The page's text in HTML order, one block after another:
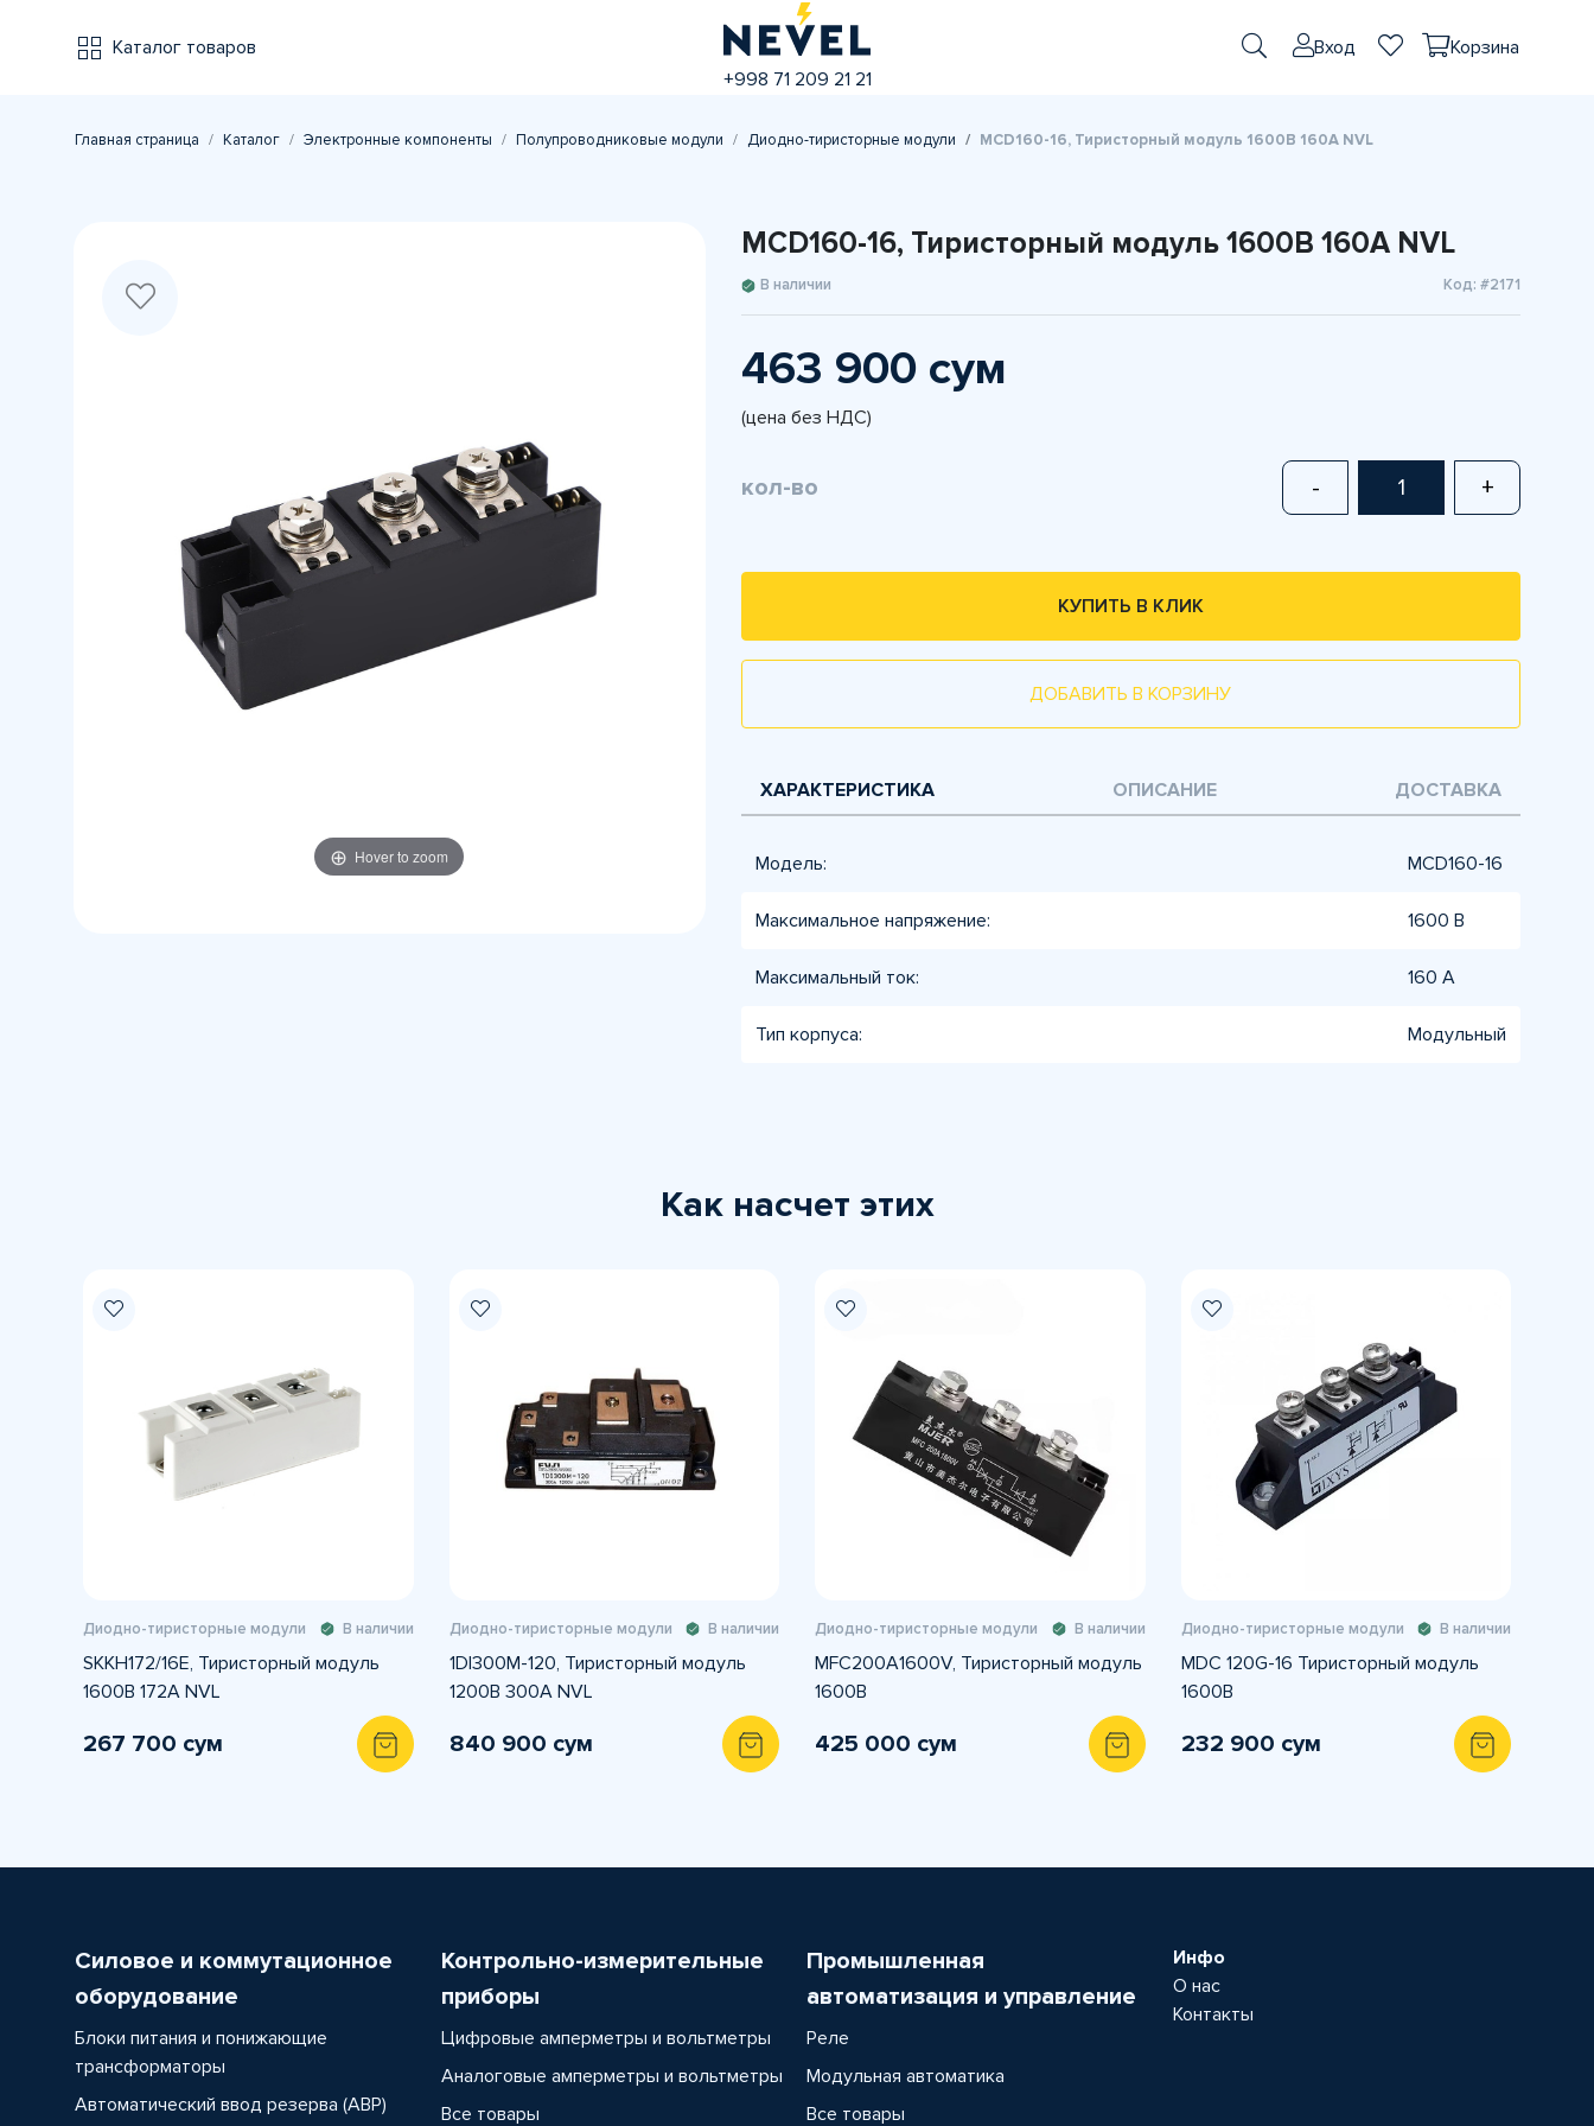
Каталог товаров
+998 71 209 21 21
Вход Корзина
Главная страница Каталог Электронные компоненты Полупроводниковые модули Диодно-тиристорные модули MCD160-16, Тиристорный модуль 1600В 160А NVL
Hover to zoom
MCD160-16, Тиристорный модуль 1600В 160А NVL
В наличии Код: #2171
463 900 сум
(цена без НДС)
кол-во - +
КУПИТЬ В КЛИК
ДОБАВИТЬ В КОРЗИНУ
ХАРАКТЕРИСТИКА ОПИСАНИЕ ДОСТАВКА
Модель: MCD160-16
Максимальное напряжение: 1600 В
Максимальный ток: 160 А
Тип корпуса: Модульный
Как насчет этих
Диодно-тиристорные модули В наличии
SKKH172/16E, Тиристорный модуль
1600В 172А NVL
267 700 сум
Диодно-тиристорные модули В наличии
1DI300M-120, Тиристорный модуль
1200В 300А NVL
840 900 сум
Диодно-тиристорные модули В наличии
MFC200A1600V, Тиристорный модуль
1600В
425 000 сум
Диодно-тиристорные модули В наличии
MDC 120G-16 Тиристорный модуль
1600В
232 900 сум
Силовое и коммутационное
оборудование
Блоки питания и понижающие
трансформаторы
Автоматический ввод резерва (АВР)
Контрольно-измерительные
приборы
Цифровые амперметры и вольтметры
Аналоговые амперметры и вольтметры
Все товары
Промышленная
автоматизация и управление
Реле
Модульная автоматика
Все товары
Инфо
О нас
Контакты